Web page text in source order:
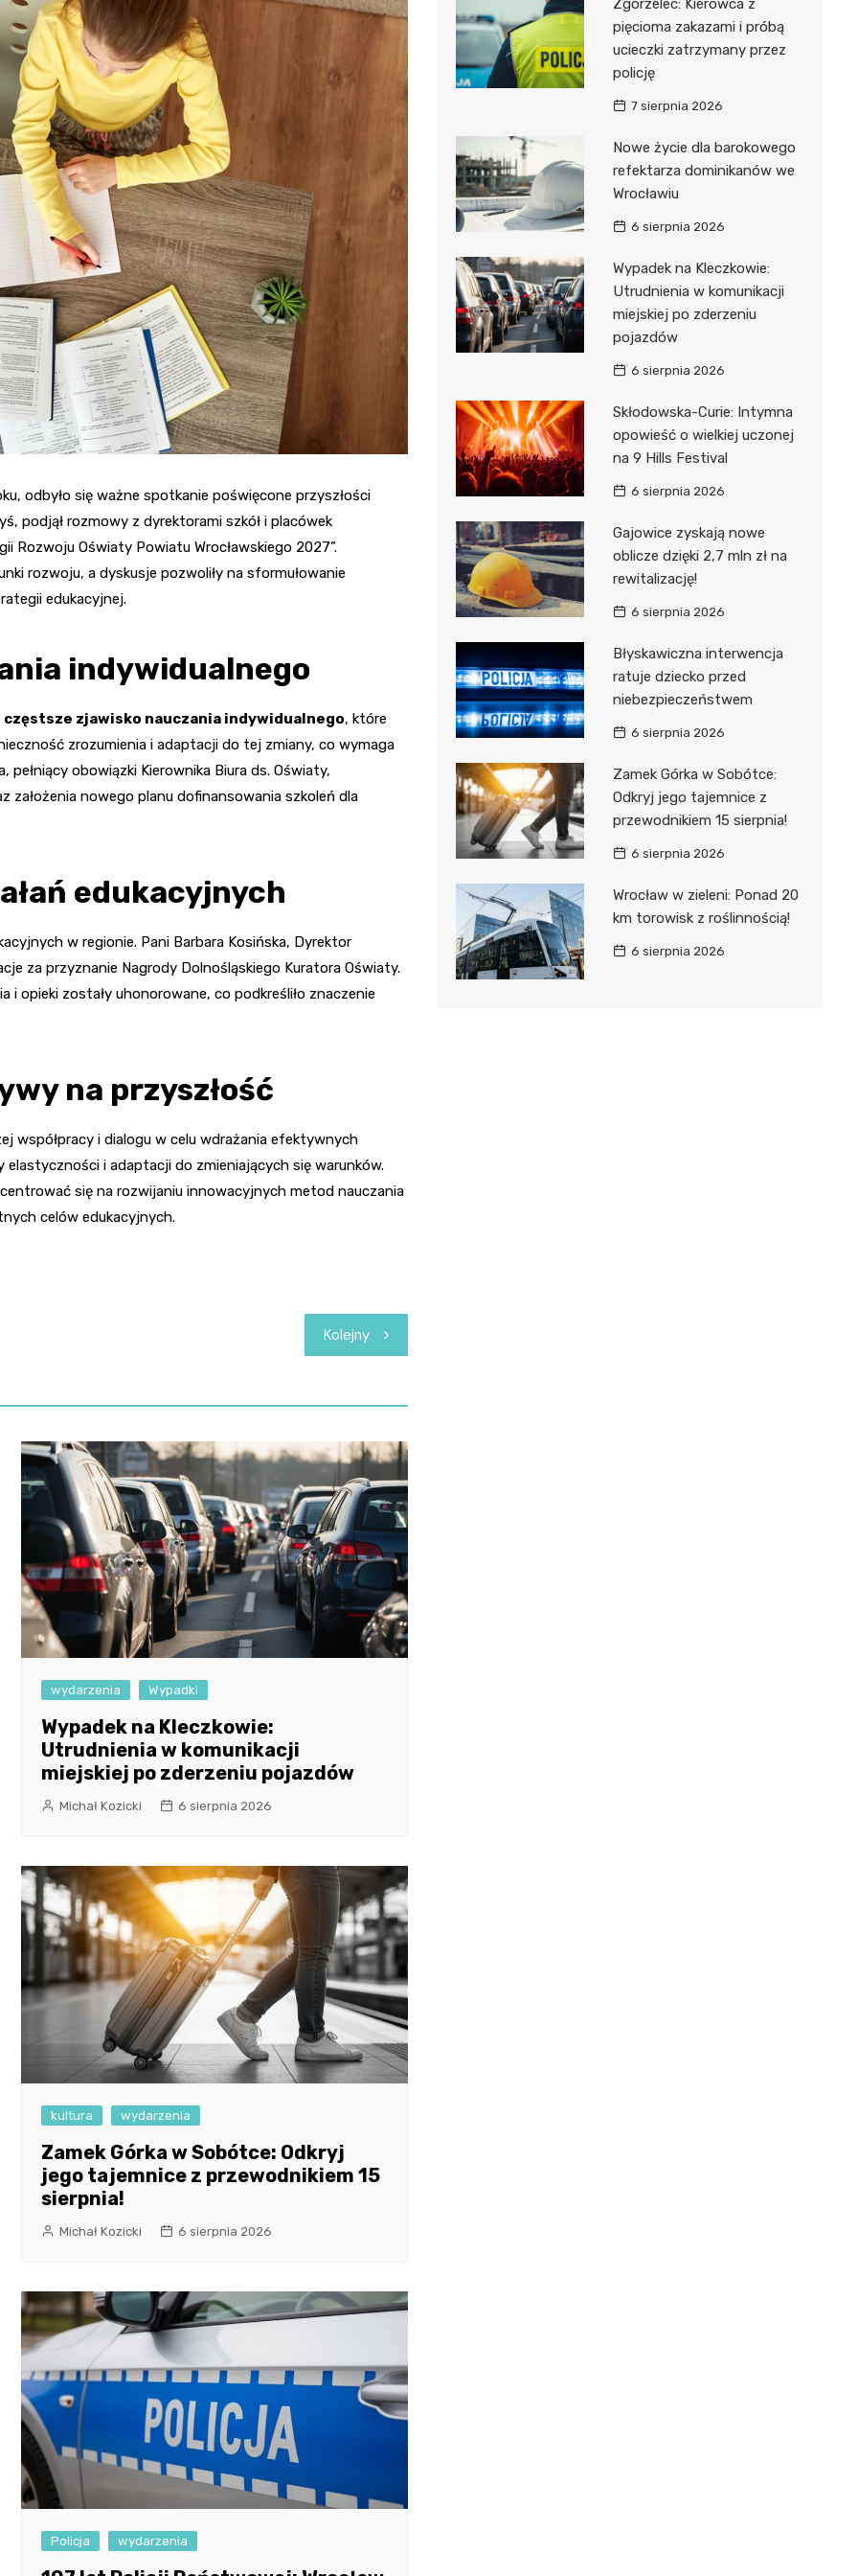
Poczta
odbyło się ważne spotkanie poświęcone przyszłości
podjął rozmowy z dyrektorami szkół i placówek
Rozwoju Oświaty Powiatu Wrocławskiego 2027”.
rozwoju, a dyskusje pozwoliły na sformułowanie
edukacyjnej.
indywidualnego
częstsze zjawisko nauczania indywidualnego, które
zrozumienia i adaptacji do tej zmiany, co wymaga
obowiązki Kierownika Biura ds. Oświaty,
nowego planu dofinansowania szkoleń dla
edukacyjnych
w regionie. Pani Barbara Kosińska, Dyrektor
za przyznanie Nagrody Dolnośląskiego Kuratora Oświaty.
i opieki zostały uhonorowane, co podkreśliło znaczenie
na przyszłość
współpracy i dialogu w celu wdrażania efektywnych
i adaptacji do zmieniających się warunków.
się na rozwijaniu innowacyjnych metod nauczania
celów edukacyjnych.
Kolejny
wydarzenia Wypadki
Wypadek na Kleczkowie:
Utrudnienia w komunikacji
miejskiej po zderzeniu pojazdów
Michał Kozicki 6 sierpnia 2026
kultura wydarzenia
Zamek Górka w Sobótce: Odkryj
jego tajemnice z przewodnikiem 15
sierpnia!
Michał Kozicki 6 sierpnia 2026
Policja wydarzenia
Zgorzelec: Kierowca z
pięcioma zakazami i próbą
ucieczki zatrzymany przez
policję
7 sierpnia 2026
Nowe życie dla barokowego
refektarza dominikanów we
Wrocławiu
6 sierpnia 2026
Wypadek na Kleczkowie:
Utrudnienia w komunikacji
miejskiej po zderzeniu
pojazdów
6 sierpnia 2026
Skłodowska-Curie: Intymna
opowieść o wielkiej uczonej
na 9 Hills Festival
6 sierpnia 2026
Gajowice zyskają nowe
oblicze dzięki 2,7 mln zł na
rewitalizację!
6 sierpnia 2026
Błyskawiczna interwencja
ratuje dziecko przed
niebezpieczeństwem
6 sierpnia 2026
Zamek Górka w Sobótce:
Odkryj jego tajemnice z
przewodnikiem 15 sierpnia!
6 sierpnia 2026
Wrocław w zieleni: Ponad 20
km torowisk z roślinnością!
6 sierpnia 2026